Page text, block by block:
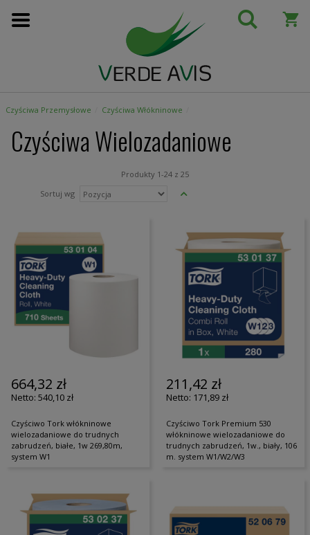
Przejdź
do
Czyściwa Przemysłowe Czyściwa Włókninowe
Czyściwa Wielozadaniowe
Produkty 1-24 z 25
Sortuj wg
Ustaw
664,32 zł
540,10 zł
Czyściwo Tork włókninowe
wielozadaniowe do trudnych
zabrudzeń, białe, 1w 269,80m,
system W1
211,42 zł
171,89 zł
Czyściwo Tork Premium 530
włókninowe wielozadaniowe do
trudnych zabrudzeń, 1w., biały, 106
m. system W1/W2/W3